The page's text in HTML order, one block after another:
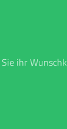
ihr